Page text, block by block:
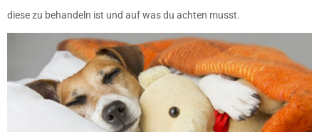
diese zu behandeln ist und auf was du achten musst.